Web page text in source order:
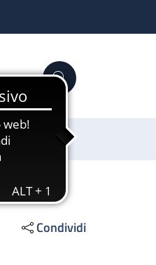
Cerca
Condividi